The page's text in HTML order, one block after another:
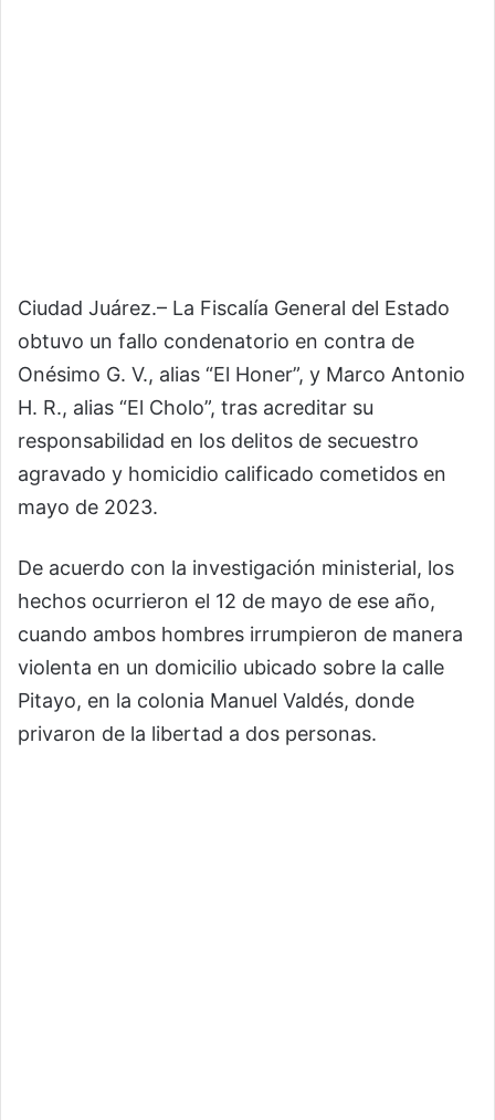
Ciudad Juárez.– La Fiscalía General del Estado
obtuvo un fallo condenatorio en contra de
Onésimo G. V., alias “El Honer”, y Marco Antonio
H. R., alias “El Cholo”, tras acreditar su
responsabilidad en los delitos de secuestro
agravado y homicidio calificado cometidos en
mayo de 2023.
De acuerdo con la investigación ministerial, los
hechos ocurrieron el 12 de mayo de ese año,
cuando ambos hombres irrumpieron de manera
violenta en un domicilio ubicado sobre la calle
Pitayo, en la colonia Manuel Valdés, donde
privaron de la libertad a dos personas.